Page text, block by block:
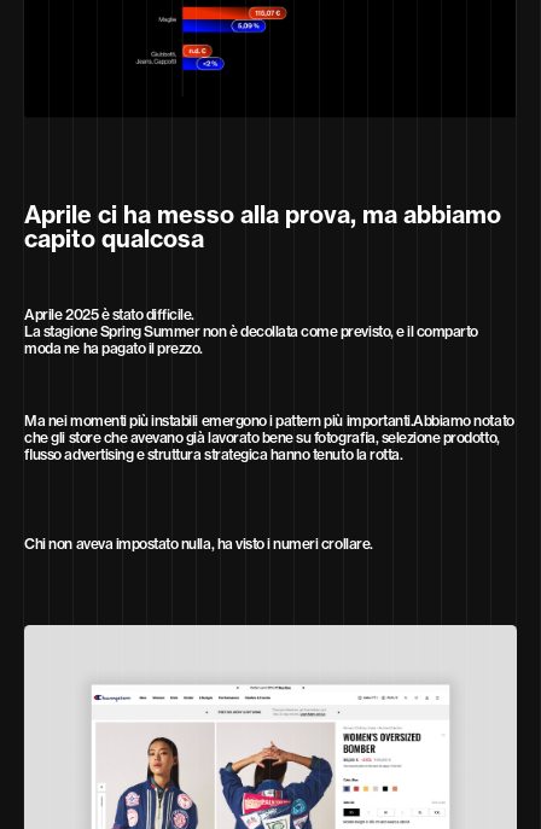
Aprile ci ha messo alla prova, ma abbiamo
capito qualcosa
Aprile 2025 è stato difficile.
La stagione Spring Summer non è decollata come previsto, e il comparto
moda ne ha pagato il prezzo.
Ma nei momenti più instabili emergono i pattern più importanti.Abbiamo notato
che gli store che avevano già lavorato bene su fotografia, selezione prodotto,
flusso advertising e struttura strategica hanno tenuto la rotta.
Chi non aveva impostato nulla, ha visto i numeri crollare.